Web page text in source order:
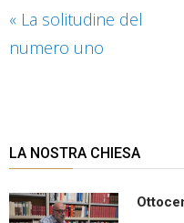
« La solitudine del
numero uno
LA NOSTRA CHIESA